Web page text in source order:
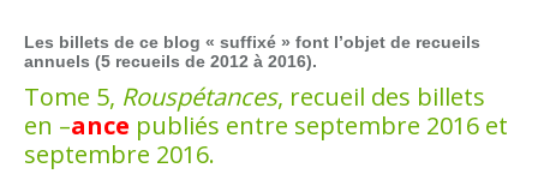
Les billets de ce blog « suffixé » font l’objet de recueils
annuels (5 recueils de 2012 à 2016).
Tome 5, Rouspétances, recueil des billets
en –ance publiés entre septembre 2016 et
septembre 2016.